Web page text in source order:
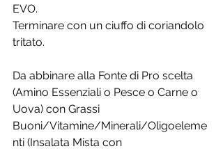
EVO.
Terminare con un ciuffo di coriandolo
tritato.
Da abbinare alla Fonte di Pro scelta
(Amino Essenziali o Pesce o Carne o
Uova) con Grassi
Buoni/Vitamine/Minerali/Oligoeleme
nti (Insalata Mista con